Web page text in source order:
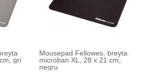
gri
Mousepad Fellowes, breyta
microban XL, 28 x 21 cm,
negru